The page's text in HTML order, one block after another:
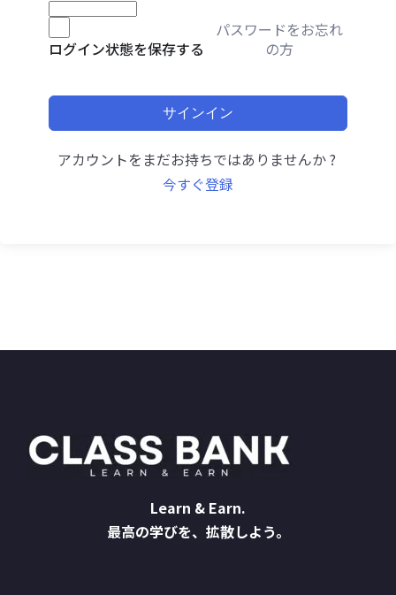
ログイン状態を保存する
パスワードをお忘れ
の方
サインイン
アカウントをまだお持ちではありませんか ?
今すぐ登録
Learn & Earn.
最高の学びを、拡散しよう。